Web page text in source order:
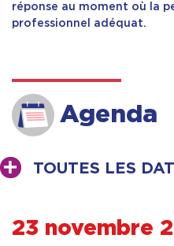
réponse au moment où la
professionnel adéquat.
Agenda
TOUTES LES
23 novembre